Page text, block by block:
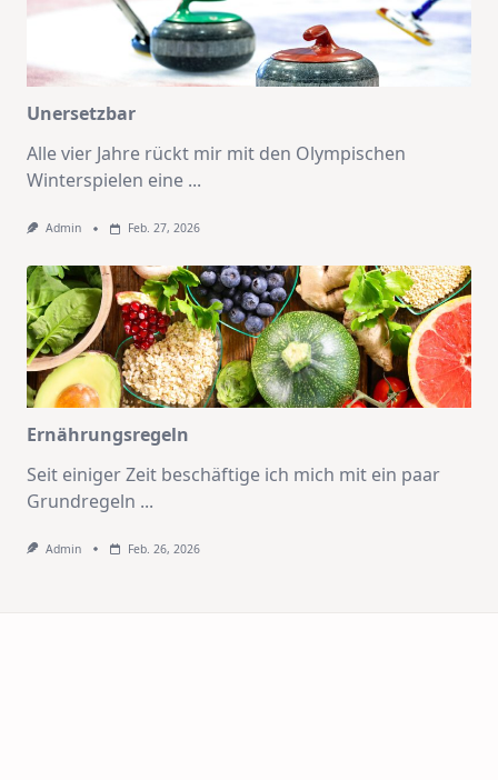
Unersetzbar
Alle vier Jahre rückt mir mit den Olympischen
Winterspielen eine ...
Admin Feb. 27, 2026
Ernährungsregeln
Seit einiger Zeit beschäftige ich mich mit ein paar
Grundregeln ...
Admin Feb. 26, 2026